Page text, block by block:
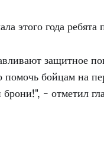
этого года
защитное
помочь бойцам на
- отметил